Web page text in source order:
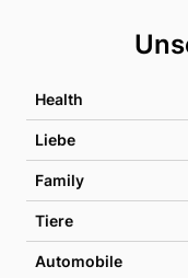
Health
Liebe
Family
Tiere
Automobile